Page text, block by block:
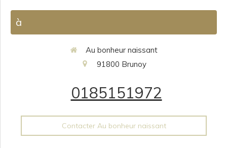
à
Au bonheur naissant
91800 Brunoy
0185151972
Contacter Au bonheur naissant